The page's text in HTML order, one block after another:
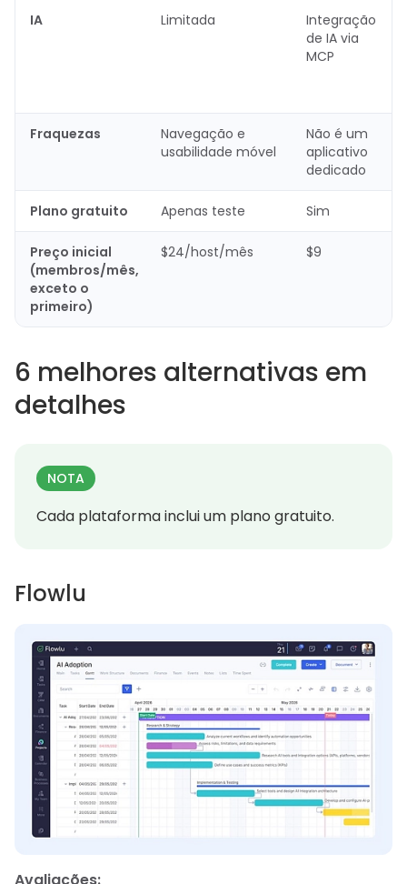
IA Limitada
Integração
de IA via
MCP
Fraquezas
Navegação e
usabilidade móvel
Não é um
aplicativo
dedicado
Plano gratuito Apenas teste Sim
Preço inicial
(membros/mês,
exceto o
primeiro)
$24/host/mês $9
6 melhores alternativas em
detalhes
NOTA
Cada plataforma inclui um plano gratuito.
Flowlu